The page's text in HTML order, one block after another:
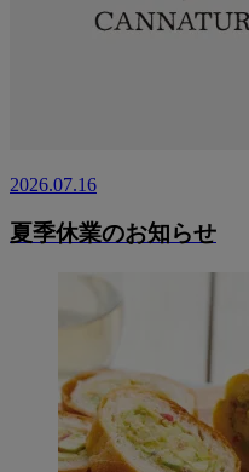
2026.07.16
夏季休業のお知らせ